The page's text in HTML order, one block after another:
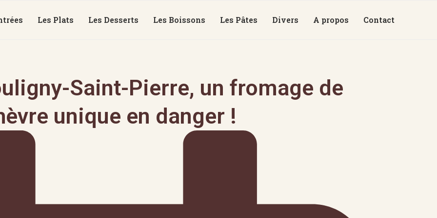
Les Plats Les Desserts Les Boissons Les Pâtes Divers A propos Contact
Saint-Pierre, un fromage de
unique en danger !